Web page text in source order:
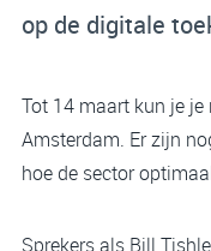
op de digitale
Tot 14 maart kun je
Amsterdam. Er zijn
hoe de sector
Sprekers als Bill